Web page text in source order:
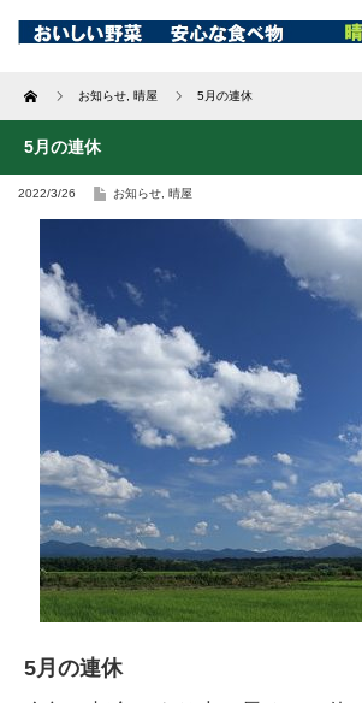
Home お知らせ 晴屋 5月の連休
5月の連休
2022/3/26 お知らせ 晴屋
5月の連休